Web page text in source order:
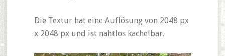
Die Textur hat eine Auflösung von 2048 px
x 2048 px und ist nahtlos kachelbar.